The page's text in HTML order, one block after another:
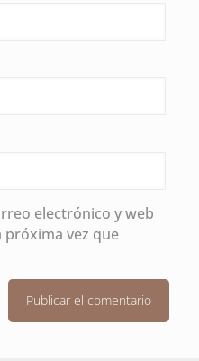
electrónico y web
próxima vez que